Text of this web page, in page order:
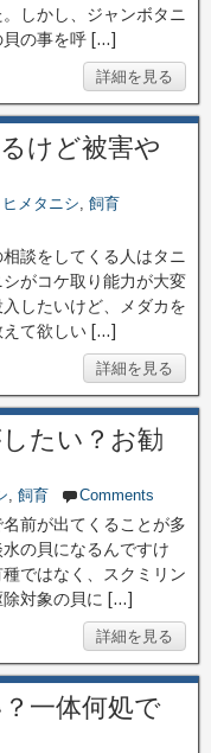
しかし、ジャンボタニ
貝の事を呼 […]
詳細を見る
けど被害や
ヒメタニシ, 飼育
談をしてくる人はタニ
がコケ取り能力が大変
したいけど、メダカを
えて欲しい […]
詳細を見る
たい？お勧
, 飼育 Comments
前が出てくることが多
の貝になるんですけ
ではなく、スクミリン
除対象の貝に […]
詳細を見る
一体何処で